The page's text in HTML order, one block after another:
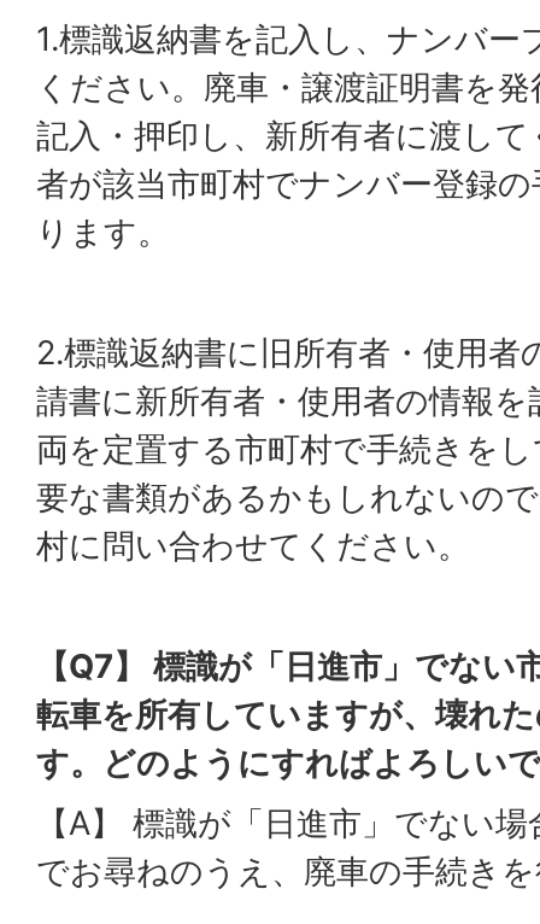
1.標識返納書を記入し、ナンバ
ください。廃車・譲渡証明書を
記入・押印し、新所有者に渡し
者が該当市町村でナンバー登録
ります。
2.標識返納書に旧所有者・使用者
請書に新所有者・使用者の情報
両を定置する市町村で手続きを
要な書類があるかもしれないの
村に問い合わせてください。
【Q7】 標識が「日進市」でない
転車を所有していますが、壊れ
す。どのようにすればよろしい
【A】 標識が「日進市」でない
でお尋ねのうえ、廃車の手続き